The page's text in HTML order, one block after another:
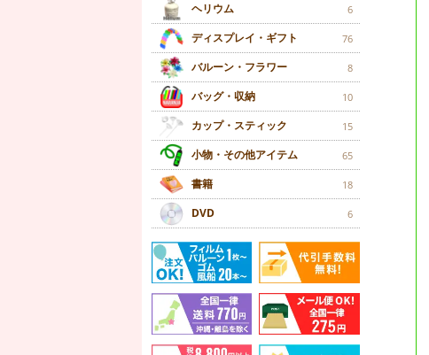
ヘリウム 6
ディスプレイ・ギフト 76
バルーン・フラワー 8
バッグ・収納 10
カップ・スティック 15
小物・その他アイテム 65
書籍 18
DVD 6